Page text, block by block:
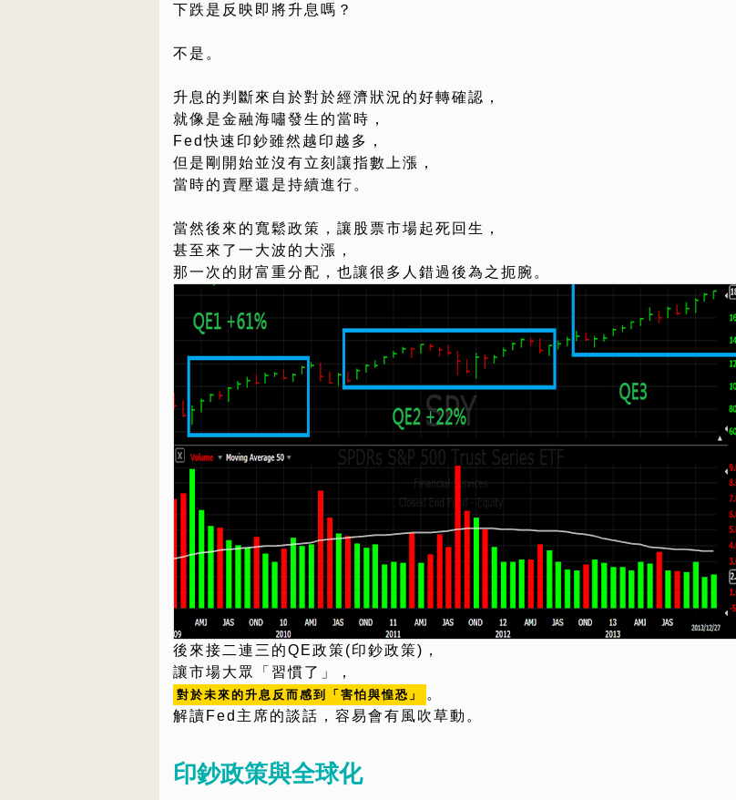
下跌是反映即將升息嗎？
不是。
升息的判斷來自於對於經濟狀況的好轉確認，
就像是金融海嘯發生的當時，
Fed快速印鈔雖然越印越多，
但是剛開始並沒有立刻讓指數上漲，
當時的賣壓還是持續進行。
當然後來的寬鬆政策，讓股票市場起死回生，
甚至來了一大波的大漲，
那一次的財富重分配，也讓很多人錯過後為之扼腕。
後來接二連三的QE政策(印鈔政策)，
讓市場大眾「習慣了」，
對於未來的升息反而感到「害怕與惶恐」
。
解讀Fed主席的談話，容易會有風吹草動。
印鈔政策與全球化